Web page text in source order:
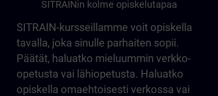
SITRAINin kolme opiskelutapaa
SITRAIN-kursseillamme voit opiskella
tavalla, joka sinulle parhaiten sopii.
Päätät, haluatko mieluummin verkko-
opetusta vai lähiopetusta. Haluatko
opiskella omaehtoisesti verkossa vai